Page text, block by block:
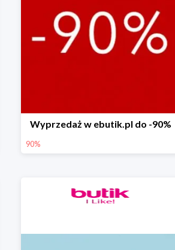
Wyprzedaż w ebutik.pl do -90%
90%